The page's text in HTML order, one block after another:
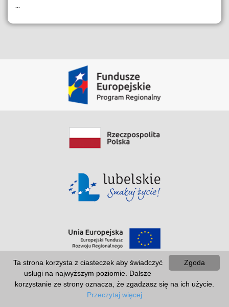
...
Zgoda
Ta strona korzysta z ciasteczek aby świadczyć
usługi na najwyższym poziomie. Dalsze
korzystanie ze strony oznacza, że zgadzasz się na ich użycie.
Przeczytaj więcej